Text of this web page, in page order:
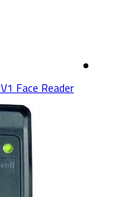
V1 Face Reader